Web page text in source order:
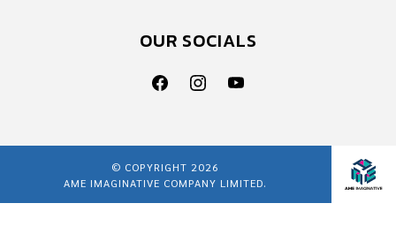
OUR SOCIALS
© COPYRIGHT 2026
AME IMAGINATIVE COMPANY LIMITED.